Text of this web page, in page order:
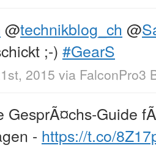
@technikblog_ch @
;-) #GearS
2015 via FalconPro3
GesprÃ¤chs-Guide
- https://t.co/